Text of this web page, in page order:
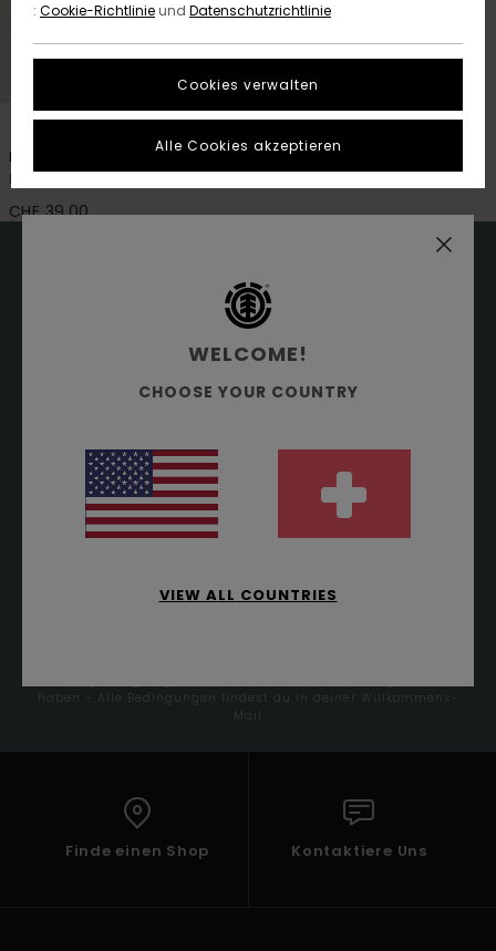
ORGANIC COTTON
Element Co Pack
Männer Grau Tank
CHF 39,00
15% RABATT AUF DEINE
ERSTE BESTELLUNG
Melde dich an, um immer die neuesten News und
exklusive Angebote zu erhalten.
haben - Alle Bedingungen findest du in deiner Willkommens-
Mail
Finde einen Shop Kontaktiere Uns
WELCOME!
CHOOSE YOUR COUNTRY
VIEW ALL COUNTRIES
: Cookie-Richtlinieund Datenschutzrichtlinie
Cookies verwalten
Alle Cookies akzeptieren